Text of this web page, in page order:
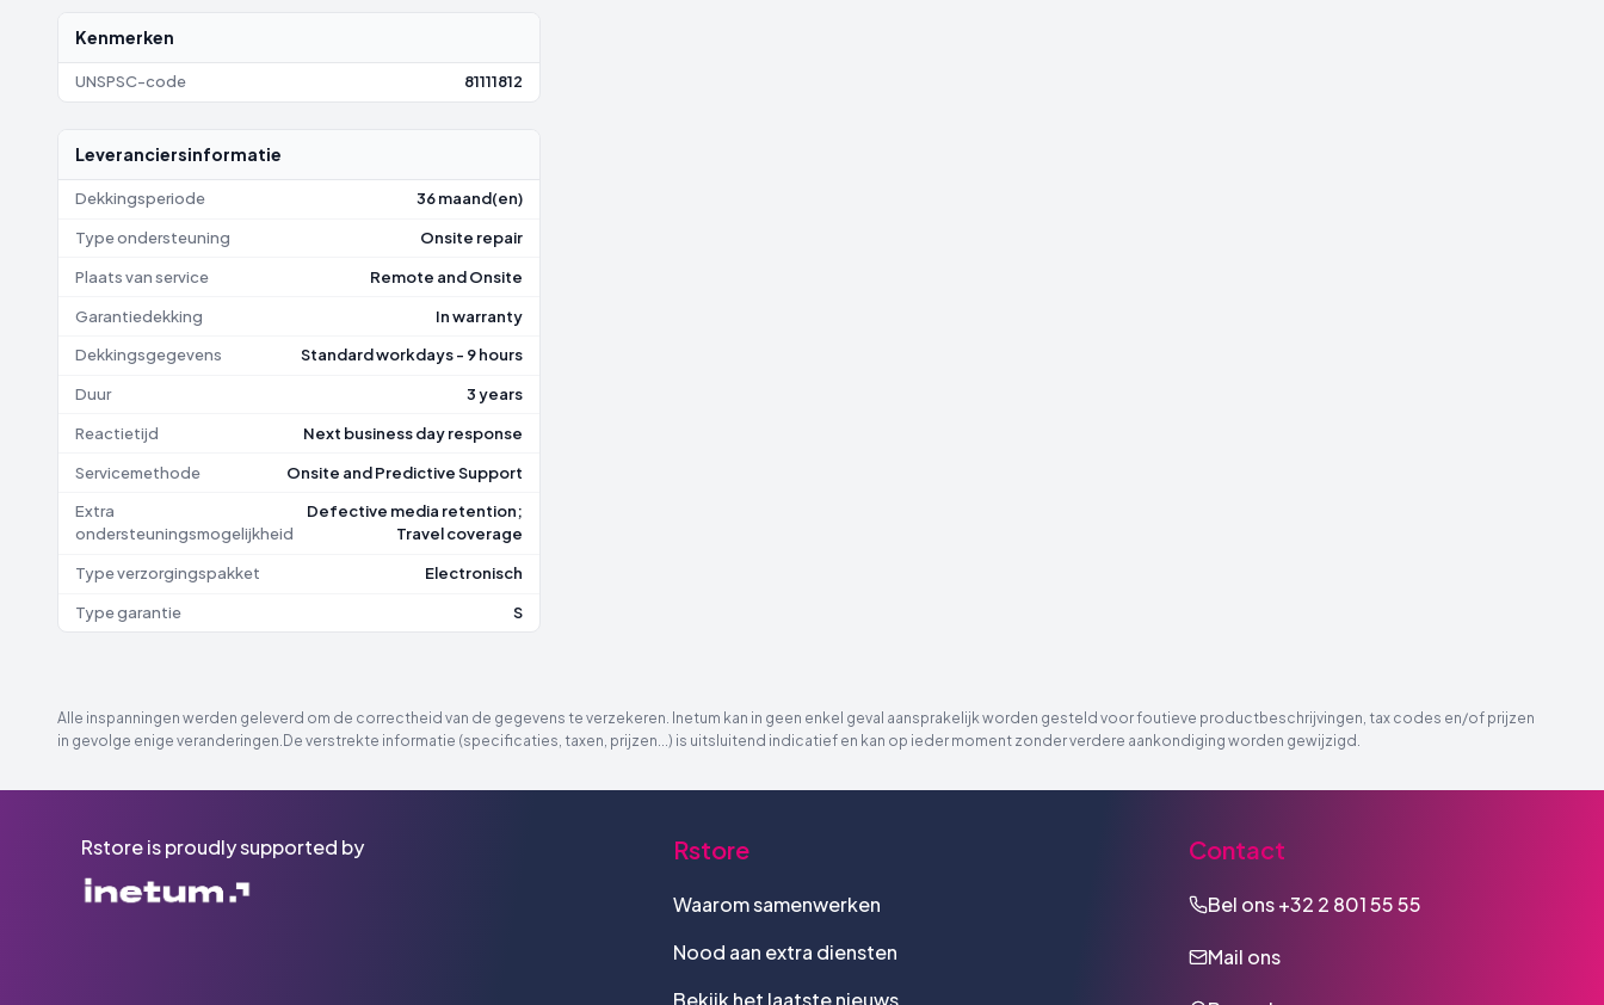
Kenmerken
UNSPSC-code 81111812
Leveranciersinformatie
Dekkingsperiode 36 maand(en)
Type ondersteuning Onsite repair
Plaats van service Remote and Onsite
Garantiedekking In warranty
Dekkingsgegevens Standard workdays - 9 hours
Duur 3 years
Reactietijd Next business day response
Servicemethode Onsite and Predictive Support
Extra
ondersteuningsmogelijkheid
Defective media retention;
Travel coverage
Type verzorgingspakket Electronisch
Type garantie S
Alle inspanningen werden geleverd om de correctheid van de gegevens te verzekeren. Inetum kan in geen enkel geval aansprakelijk worden gesteld voor foutieve productbeschrijvingen, tax codes en/of prijzen
in gevolge enige veranderingen.De verstrekte informatie (specificaties, taxen, prijzen...) is uitsluitend indicatief en kan op ieder moment zonder verdere aankondiging worden gewijzigd.
Rstore is proudly supported by Rstore
Waarom samenwerken
Nood aan extra diensten
Contact
Bel ons+32 2 801 55 55
Mail ons